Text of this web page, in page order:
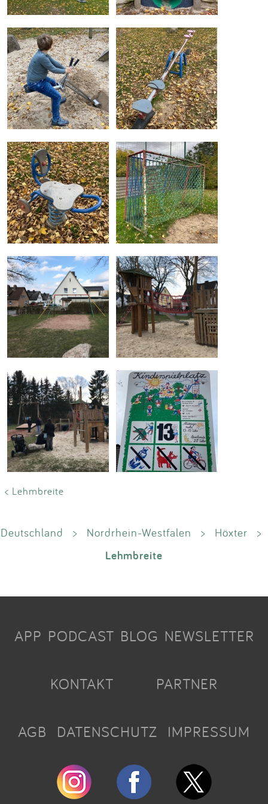
< Lehmbreite
Deutschland > Nordrhein-Westfalen > Höxter >
Lehmbreite
APP PODCAST BLOG NEWSLETTER
KONTAKT PARTNER
AGB DATENSCHUTZ IMPRESSUM